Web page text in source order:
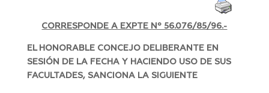
CORRESPONDE A EXPTE Nº 56.076/85/96.-
EL HONORABLE CONCEJO DELIBERANTE EN
SESIÓN DE LA FECHA Y HACIENDO USO DE SUS
FACULTADES, SANCIONA LA SIGUIENTE